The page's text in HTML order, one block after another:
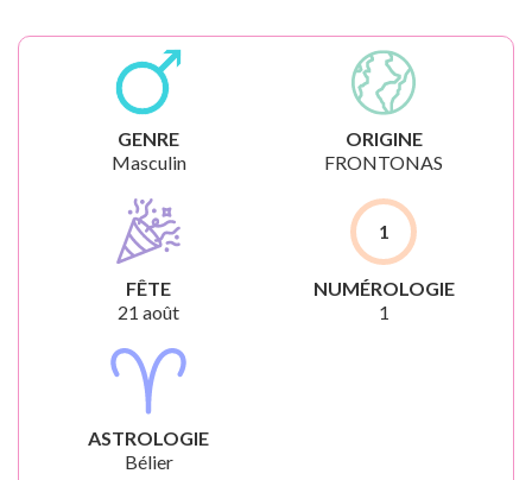
GENRE
Masculin
ORIGINE
FRONTONAS
FÊTE
21 août
1
NUMÉROLOGIE
1
ASTROLOGIE
Bélier